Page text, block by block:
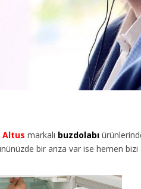
Altus markalı buzdolabı
bir arıza var ise hemen